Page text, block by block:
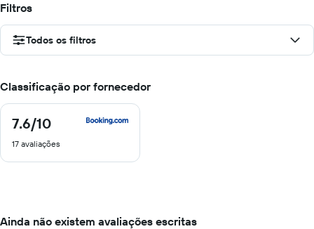
Filtros
Todos os filtros
Classificação por fornecedor
7.6/10
7.6
10
17 avaliações
Ainda não existem avaliações escritas